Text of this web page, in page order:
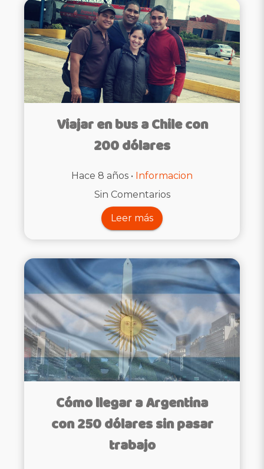
Viajar en bus a Chile con
200 dólares
Hace 8 años • Informacion
Sin Comentarios
Leer más
Cómo llegar a Argentina
con 250 dólares sin pasar
trabajo